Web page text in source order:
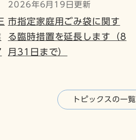
2026年6月19日更新
市指定家庭用ごみ袋に関す
る臨時措置を延長します（8
月31日まで）
トピックスの一覧